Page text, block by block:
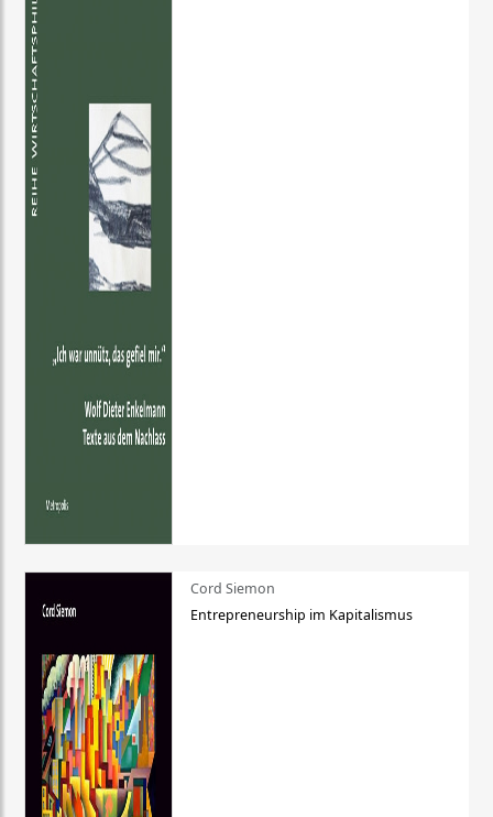
Cord Siemon
Entrepreneurship im Kapitalismus